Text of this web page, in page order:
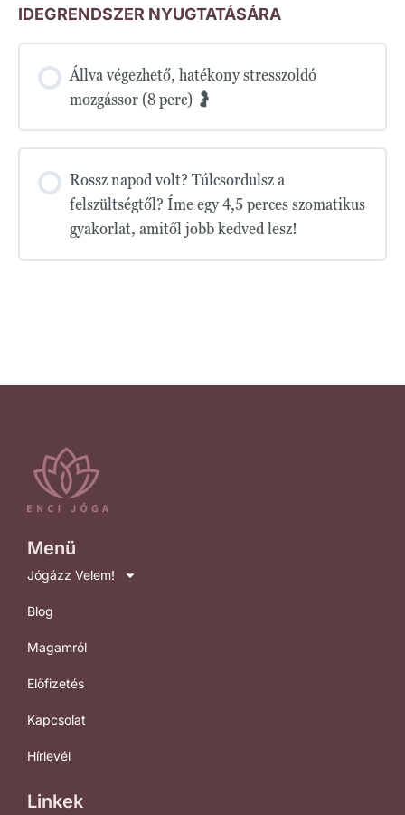
IDEGRENDSZER NYUGTATÁSÁRA
Állva végezhető, hatékony stresszoldó
mozgássor (8 perc) 🤰
Rossz napod volt? Túlcsordulsz a
felszültségtől? Íme egy 4,5 perces szomatikus
gyakorlat, amitől jobb kedved lesz!
Menü
Jógázz Velem!
Blog
Magamról
Előfizetés
Kapcsolat
Hírlevél
Linkek